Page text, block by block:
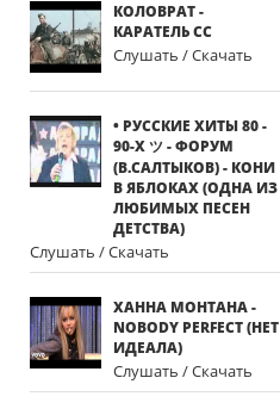
КОЛОВРАТ -
КАРАТЕЛЬ СС
Слушать / Скачать
• РУССКИЕ ХИТЫ 80 -
90-Х ツ - ФОРУМ
(В.САЛТЫКОВ) - КОНИ
В ЯБЛОКАХ (ОДНА ИЗ
ЛЮБИМЫХ ПЕСЕН
ДЕТСТВА)
Слушать / Скачать
ХАННА МОНТАНА -
NOBODY PERFECT (НЕТ
ИДЕАЛА)
Слушать / Скачать